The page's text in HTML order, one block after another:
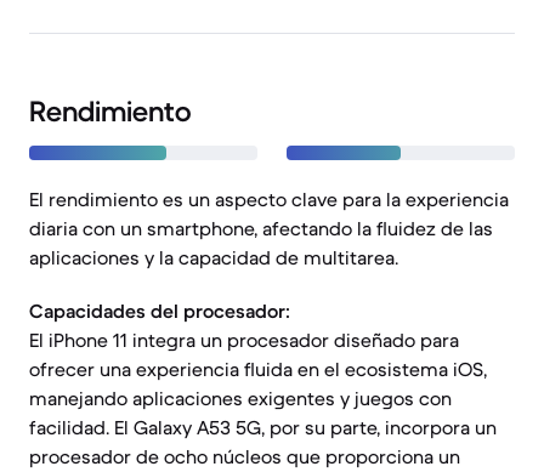
Rendimiento
El rendimiento es un aspecto clave para la experiencia
diaria con un smartphone, afectando la fluidez de las
aplicaciones y la capacidad de multitarea.
Capacidades del procesador:
El iPhone 11 integra un procesador diseñado para
ofrecer una experiencia fluida en el ecosistema iOS,
manejando aplicaciones exigentes y juegos con
facilidad. El Galaxy A53 5G, por su parte, incorpora un
procesador de ocho núcleos que proporciona un